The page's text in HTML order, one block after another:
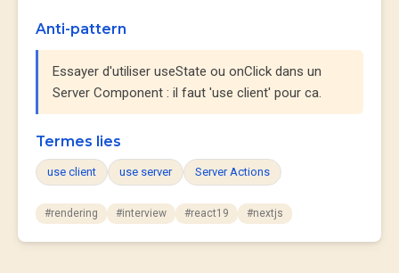
Anti-pattern
Essayer d'utiliser useState ou onClick dans un
Server Component : il faut 'use client' pour ca.
Termes lies
use client use server Server Actions
#rendering #interview #react19 #nextjs